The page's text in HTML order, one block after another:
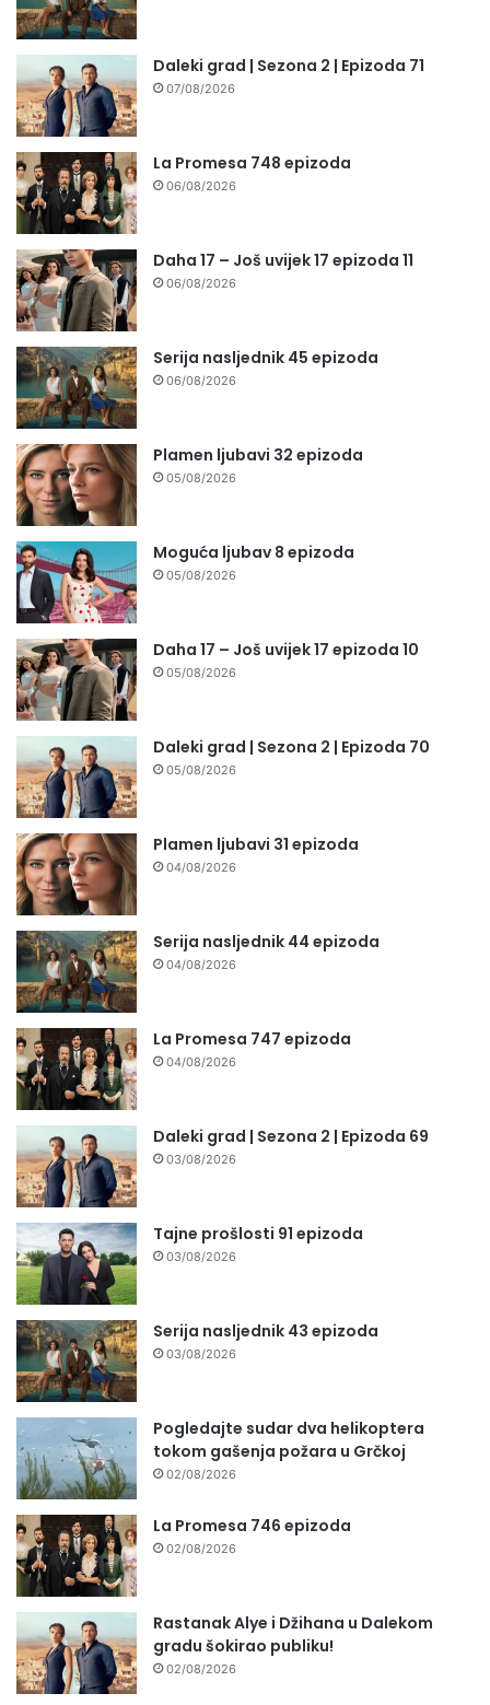
Daleki grad | Sezona 2 | Epizoda 71
07/08/2026
La Promesa 748 epizoda
06/08/2026
Daha 17 – Još uvijek 17 epizoda 11
06/08/2026
Serija nasljednik 45 epizoda
06/08/2026
Plamen ljubavi 32 epizoda
05/08/2026
Moguća ljubav 8 epizoda
05/08/2026
Daha 17 – Još uvijek 17 epizoda 10
05/08/2026
Daleki grad | Sezona 2 | Epizoda 70
05/08/2026
Plamen ljubavi 31 epizoda
04/08/2026
Serija nasljednik 44 epizoda
04/08/2026
La Promesa 747 epizoda
04/08/2026
Daleki grad | Sezona 2 | Epizoda 69
03/08/2026
Tajne prošlosti 91 epizoda
03/08/2026
Serija nasljednik 43 epizoda
03/08/2026
Pogledajte sudar dva helikoptera
tokom gašenja požara u Grčkoj
02/08/2026
La Promesa 746 epizoda
02/08/2026
Rastanak Alye i Džihana u Dalekom
gradu šokirao publiku!
02/08/2026